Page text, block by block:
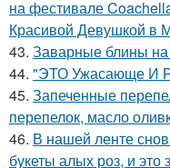
на фестивале
Красивой Девушкой в
43. Заварные блины
44. "ЭТО Ужасающе И
45. Запеченные
перепелок, масло
46. В нашей ленте
букеты алых роз, и это